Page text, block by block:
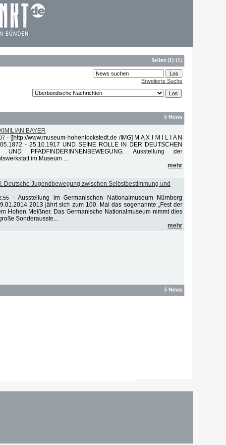
Seiten(1):(1)
Erweiterte Suche
5 News
BAYER
- []http://www.museum-hohenlockstedt.de /IMG] M A X I M I L I A N
- 25.10.1917 UND SEINE ROLLE IN DER DEUTSCHEN
UND PFADFINDERINNENBEWEGUNG. Ausstellung der
im Museum ...
mehr
Deutsche Jugendbewegung zwischen Selbstbestimmung und
-Ausstellung im Germanischen Nationalmuseum Nürnberg
2013 jährt sich zum 100. Mal das sogenannte „Fest der
Hohen Meißner. Das Germanische Nationalmuseum nimmt dies
Sonderausste...
mehr
5 News